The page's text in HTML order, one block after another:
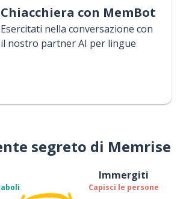
Chiacchiera con MemBot
Esercitati nella conversazione con
il nostro partner AI per lingue
segreto di Memrise
Immergiti
Capisci le persone